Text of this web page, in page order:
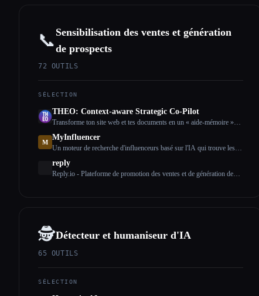
📞 Sensibilisation des ventes et génération
de prospects
72 OUTILS
SÉLECTION
THEO: Context-aware Strategic Co-Pilot
Transforme ton site web et tes documents en un « aide-mémoire »
stratégique
M
MyInfluencer
Un moteur de recherche d'influenceurs basé sur l'IA qui trouve les
reply
Reply.io - Plateforme de promotion des ventes et de génération de
🕵️Détecteur et humaniseur d'IA
65 OUTILS
SÉLECTION